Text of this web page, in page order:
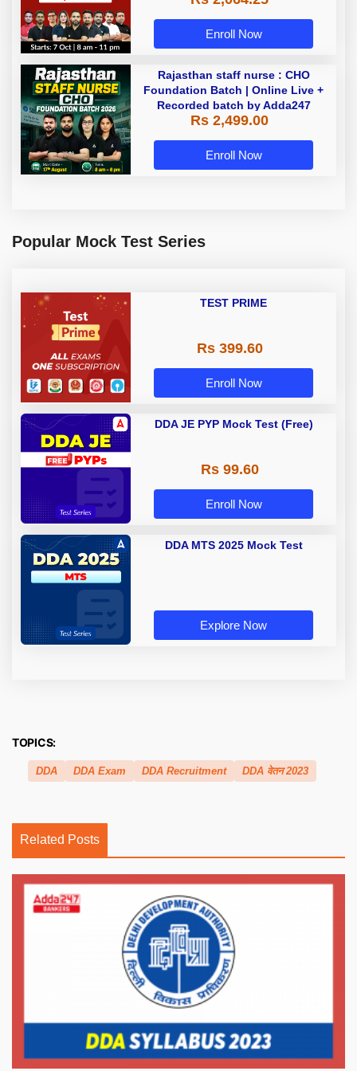
Enroll Now
Rajasthan staff nurse : CHO
Foundation Batch | Online Live +
Recorded batch by Adda247
Rs 2,499.00
Enroll Now
Popular Mock Test Series
TEST PRIME
Rs 399.60
Enroll Now
DDA JE PYP Mock Test (Free)
Rs 99.60
Enroll Now
DDA MTS 2025 Mock Test
Explore Now
TOPICS:
DDA DDA Exam DDA Recruitment DDA वेतन 2023
Related Posts